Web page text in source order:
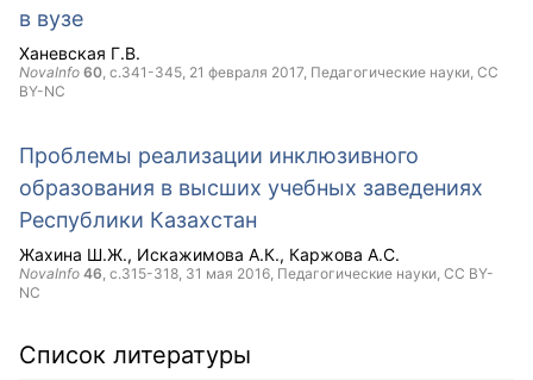
в вузе
Ханевская Г.В.
NovaInfo 60, с.341-345, 21 февраля 2017, Педагогические науки, CC
BY-NC
Проблемы реализации инклюзивного
образования в высших учебных заведениях
Республики Казахстан
Жахина Ш.Ж. Искажимова А.К. Каржова А.С.
NovaInfo 46, с.315-318, 31 мая 2016, Педагогические науки, CC BY-
NC
Список литературы